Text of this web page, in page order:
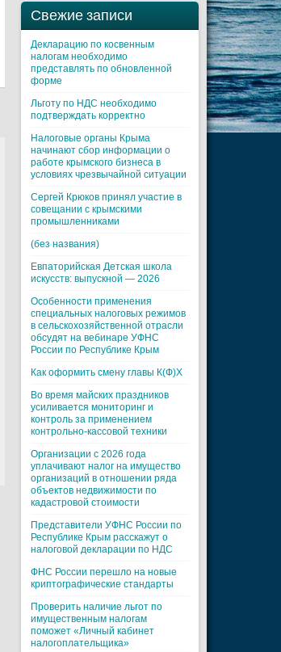
Свежие записи
Декларацию по косвенным
налогам необходимо
представлять по обновленной
форме
Льготу по НДС необходимо
подтверждать корректно
Налоговые органы Крыма
начинают сбор информации о
работе крымского бизнеса в
условиях чрезвычайной ситуации
Cергей Крюков принял участие в
совещании с крымскими
промышленниками
(без названия)
Евпаторийская Детская школа
искусств: выпускной — 2026
Особенности применения
специальных налоговых режимов
в сельскохозяйственной отрасли
обсудят на вебинаре УФНС
России по Республике Крым
Как оформить смену главы К(Ф)Х
Во время майских праздников
усиливается мониторинг и
контроль за применением
контрольно-кассовой техники
Организации с 2026 года
уплачивают налог на имущество
организаций в отношении ряда
объектов недвижимости по
кадастровой стоимости
Представители УФНС России по
Республике Крым расскажут о
налоговой декларации по НДС
ФНС России перешло на новые
криптографические стандарты
Проверить наличие льгот по
имущественным налогам
поможет «Личный кабинет
налогоплательщика»